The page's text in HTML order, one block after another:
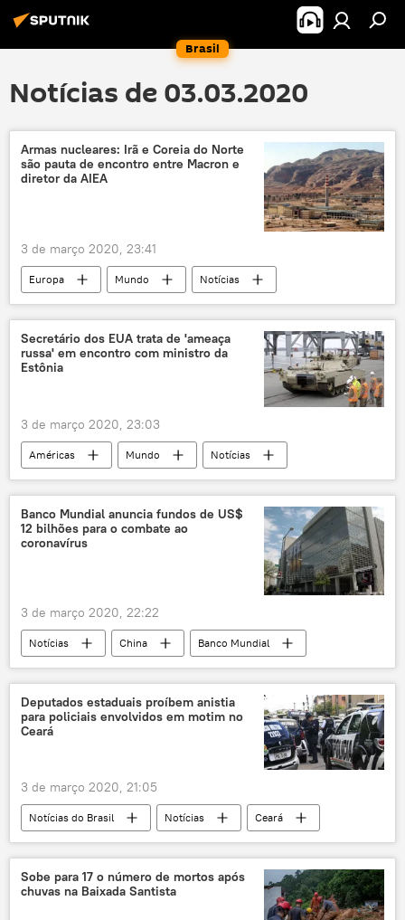
Brasil
Notícias de 03.03.2020
Armas nucleares: Irã e Coreia do Norte
são pauta de encontro entre Macron e
diretor da AIEA
3 de março 2020, 23:41
Europa Mundo
Notícias
Ásia e Oceania
Oriente Médio e África
Coreia do Norte
Irã
Rafael Grossi
Agência Internacional de Energia Atômica (AIEA)
programa nuclear iraniano
França
urânio
Secretário dos EUA trata de 'ameaça
russa' em encontro com ministro da
Estônia
3 de março 2020, 23:03
Américas Mundo
Notícias
Europa
Rússia
Estônia
tecnologia 5G
5G
Mark Esper
OTAN
russofobia
Pentágono
EUA
Banco Mundial anuncia fundos de US$
12 bilhões para o combate ao
coronavírus
3 de março 2020, 22:22
Notícias China
Banco Mundial
novo coronavírus
ebola
saúde
doença
vírus
financiamento
fundo
OMS
Economia
Deputados estaduais proíbem anistia
para policiais envolvidos em motim no
Ceará
3 de março 2020, 21:05
Notícias do Brasil Notícias
Ceará
Camilo Santana
Polícia Militar
Assembleia Legislativa
política
motim
greve
Sobe para 17 o número de mortos após
chuvas na Baixada Santista